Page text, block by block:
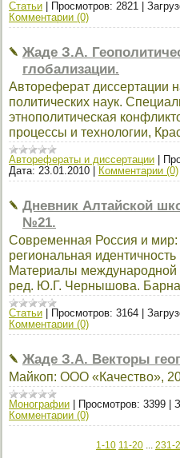
Статьи Просмотров: 2821
Комментарии (0)
Жаде З.А.
глобализации.
Автореферат диссертации
политических наук.
этнополитическая
процессы и технологии,
Авторефераты и диссертации
Дата: 23.01.2010 Комментарии (0)
Дневник Алтайской
№21.
Современная Россия и мир:
региональная
Материалы международной
ред. Ю.Г. Чернышова.
Статьи Просмотров: 3164
Комментарии (0)
Жаде З.А. Векторы
Майкоп: ООО «Качество»,
Монографии Просмотров: 3399
Комментарии (0)
1-10 11-20 ... 231-